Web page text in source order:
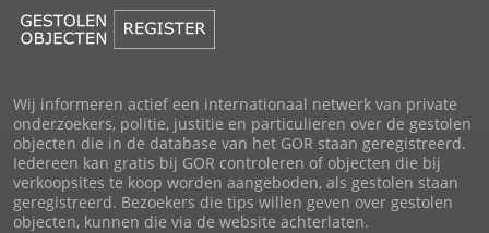
Wij informeren actief een internationaal netwerk van private
onderzoekers, politie, justitie en particulieren over de gestolen
objecten die in de database van het GOR staan geregistreerd.
Iedereen kan gratis bij GOR controleren of objecten die bij
verkoopsites te koop worden aangeboden, als gestolen staan
geregistreerd. Bezoekers die tips willen geven over gestolen
objecten, kunnen die via de website achterlaten.